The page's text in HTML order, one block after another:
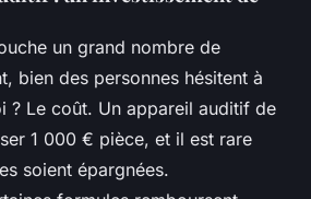
un grand nombre de
bien des personnes hésitent à
? Le coût. Un appareil auditif de
1 000 € pièce, et il est rare
soient épargnées.